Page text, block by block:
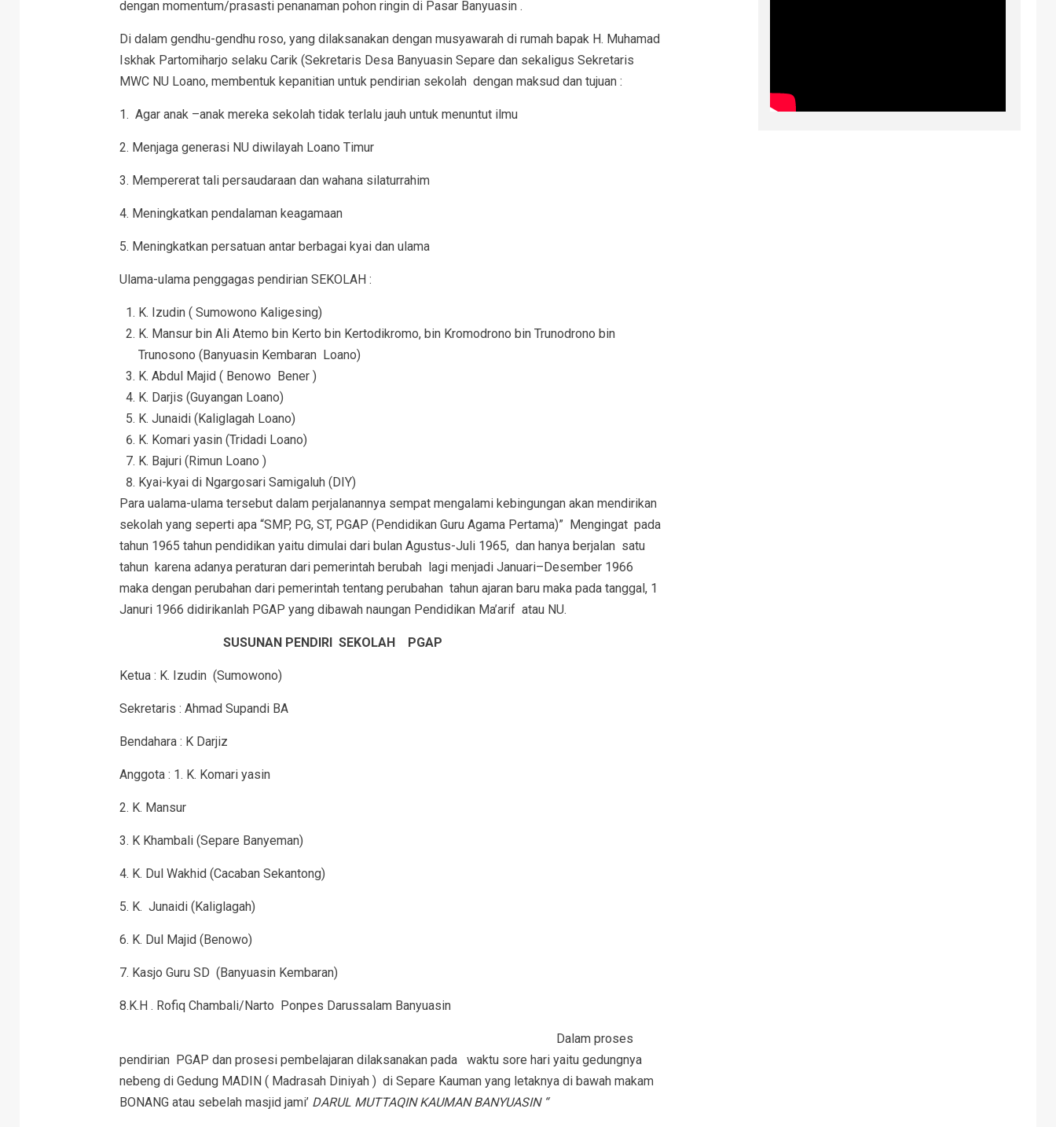
dengan momentum/prasasti penanaman pohon ringin di Pasar Banyuasin .
Di dalam gendhu-gendhu roso, yang dilaksanakan dengan musyawarah di rumah bapak H. Muhamad
Iskhak Partomiharjo selaku Carik (Sekretaris Desa Banyuasin Separe dan sekaligus Sekretaris
MWC NU Loano, membentuk kepanitian untuk pendirian sekolah dengan maksud dan tujuan :
1. Agar anak –anak mereka sekolah tidak terlalu jauh untuk menuntut ilmu
2. Menjaga generasi NU diwilayah Loano Timur
3. Mempererat tali persaudaraan dan wahana silaturrahim
4. Meningkatkan pendalaman keagamaan
5. Meningkatkan persatuan antar berbagai kyai dan ulama
Ulama-ulama penggagas pendirian SEKOLAH :
K. Izudin ( Sumowono Kaligesing)
K. Mansur bin Ali Atemo bin Kerto bin Kertodikromo, bin Kromodrono bin Trunodrono bin
Trunosono (Banyuasin Kembaran Loano)
K. Abdul Majid ( Benowo Bener )
K. Darjis (Guyangan Loano)
K. Junaidi (Kaliglagah Loano)
K. Komari yasin (Tridadi Loano)
K. Bajuri (Rimun Loano )
Kyai-kyai di Ngargosari Samigaluh (DIY)
Para ualama-ulama tersebut dalam perjalanannya sempat mengalami kebingungan akan mendirikan
sekolah yang seperti apa “SMP, PG, ST, PGAP (Pendidikan Guru Agama Pertama)” Mengingat pada
tahun 1965 tahun pendidikan yaitu dimulai dari bulan Agustus-Juli 1965, dan hanya berjalan satu
tahun karena adanya peraturan dari pemerintah berubah lagi menjadi Januari–Desember 1966
maka dengan perubahan dari pemerintah tentang perubahan tahun ajaran baru maka pada tanggal, 1
Januri 1966 didirikanlah PGAP yang dibawah naungan Pendidikan Ma’arif atau NU.
SUSUNAN PENDIRI SEKOLAH PGAP
Ketua : K. Izudin (Sumowono)
Sekretaris : Ahmad Supandi BA
Bendahara : K Darjiz
Anggota : 1. K. Komari yasin
2. K. Mansur
3. K Khambali (Separe Banyeman)
4. K. Dul Wakhid (Cacaban Sekantong)
5. K. Junaidi (Kaliglagah)
6. K. Dul Majid (Benowo)
7. Kasjo Guru SD (Banyuasin Kembaran)
8.K.H . Rofiq Chambali/Narto Ponpes Darussalam Banyuasin
Dalam proses
pendirian PGAP dan prosesi pembelajaran dilaksanakan pada waktu sore hari yaitu gedungnya
nebeng di Gedung MADIN ( Madrasah Diniyah ) di Separe Kauman yang letaknya di bawah makam
BONANG atau sebelah masjid jami’ DARUL MUTTAQIN KAUMAN BANYUASIN “